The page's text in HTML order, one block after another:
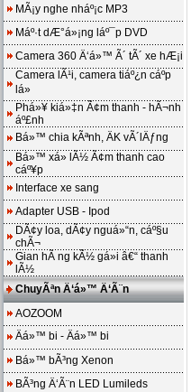
MÃ¡y nghe nháº¡c MP3
Máº·t dÆ°á»¡ng láº¯p DVD
Camera 360 Ä‘á»™ Ã´ tÃ´ xe hÆ¡i
Camera lÃ¹i, camera tiáº¿n cáº­p
lá»
Phá»¥ kiá»‡n Ã¢m thanh - hÃ¬nh
áº£nh
Bá»™ chia kÃªnh, ÄK vÃ´lÄƒng
Bá»™ xá»­ lÃ½ Ã¢m thanh cao
cáº¥p
Interface xe sang
Adapter USB - Ipod
DÃ¢y loa, dÃ¢y nguá»“n, cáº§u
chÃ¬
Gian hÃ ng kÃ½ gá»­i â€“ thanh
lÃ½
ChuyÃªn Ä‘á»™ Ä‘Ã¨n
AOZOOM
Äá»™ bi - Äá»™ bi
Bá»™ bÃ³ng Xenon
BÃ³ng Ä‘Ã¨n LED Lumileds